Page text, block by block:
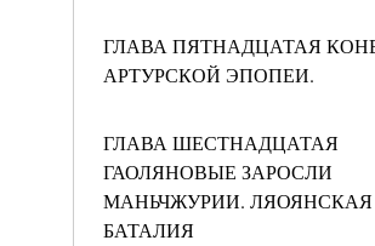
ГЛАВА ПЯТНАДЦАТАЯ
АРТУРСКОЙ ЭПОПЕИ.
ГЛАВА ШЕСТНАДЦАТАЯ
ГАОЛЯНОВЫЕ ЗАРОСЛИ
МАНЬЧЖУРИИ. ЛЯОЯНСКАЯ
БАТАЛИЯ